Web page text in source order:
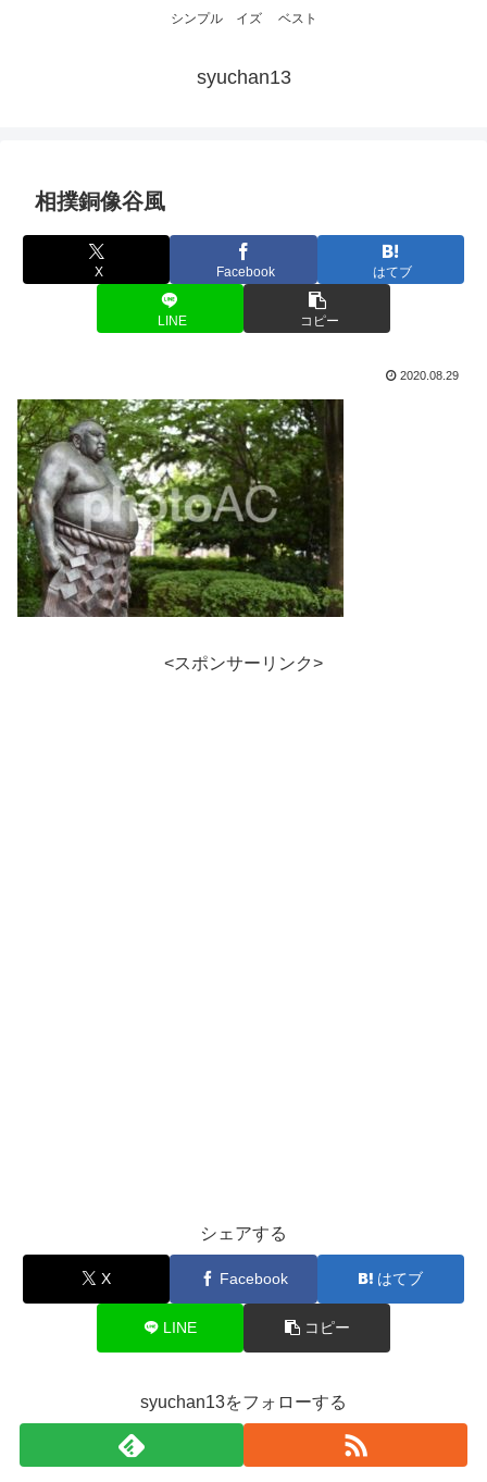
シンプル イズ ベスト
syuchan13
相撲銅像谷風
X Facebook はてブ
LINE コピー
2020.08.29
<スポンサーリンク>
シェアする
X Facebook はてブ
LINE コピー
syuchan13をフォローする